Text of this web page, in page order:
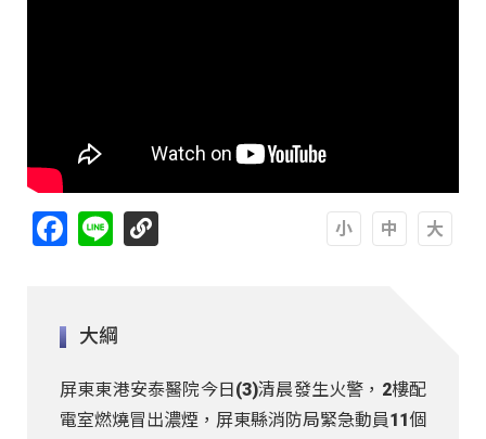
Facebook
Line
大綱
屏東東港安泰醫院今日(3)清晨發生火警，2樓配
電室燃燒冒出濃煙，屏東縣消防局緊急動員11個